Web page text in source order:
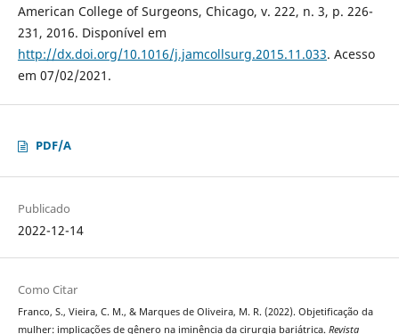
American College of Surgeons, Chicago, v. 222, n. 3, p. 226-
231, 2016. Disponível em
http://dx.doi.org/10.1016/j.jamcollsurg.2015.11.033. Acesso
em 07/02/2021.
PDF/A
Publicado
2022-12-14
Como Citar
Franco, S., Vieira, C. M., & Marques de Oliveira, M. R. (2022). Objetificação da
mulher: implicações de gênero na iminência da cirurgia bariátrica. Revista